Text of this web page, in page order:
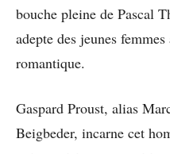
bouche pleine de Pascal
adepte des jeunes
romantique.
Gaspard Proust, alias
Beigbeder, incarne cet